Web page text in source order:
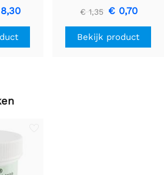
€ 1,35 € 0,70
Bekijk product